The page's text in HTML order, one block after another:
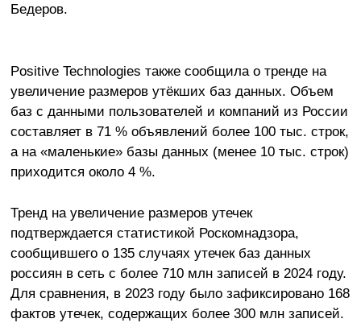
Бедеров.
Positive Technologies также сообщила о тренде на
увеличение размеров утёкших баз данных. Объем
баз с данными пользователей и компаний из России
составляет в 71 % объявлений более 100 тыс. строк,
а на «маленькие» базы данных (менее 10 тыс. строк)
приходится около 4 %.
Тренд на увеличение размеров утечек
подтверждается статистикой Роскомнадзора,
сообщившего о 135 случаях утечек баз данных
россиян в сеть с более 710 млн записей в 2024 году.
Для сравнения, в 2023 году было зафиксировано 168
фактов утечек, содержащих более 300 млн записей.